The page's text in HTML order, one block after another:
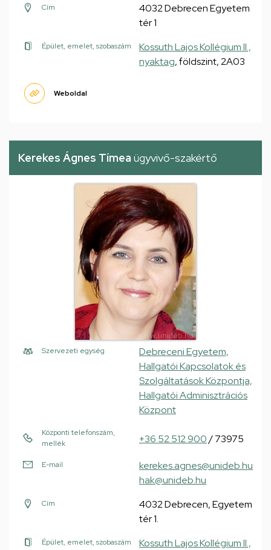
Cím
4032 Debrecen Egyetem
tér 1
Épület, emelet, szobaszám
Kossuth Lajos Kollégium II.,
nyaktag, földszint, 2A03
Weboldal
Kerekes Ágnes Tímea ügyvivő-szakértő
Szervezeti egység
Debreceni Egyetem,
Hallgatói Kapcsolatok és
Szolgáltatások Központja,
Hallgatói Adminisztrációs
Központ
Központi telefonszám,
mellék
+36 52 512 900/ 73975
E-mail
kerekes.agnes@unideb.hu
hak@unideb.hu
Cím
4032 Debrecen, Egyetem
tér 1.
Épület, emelet, szobaszám
Kossuth Lajos Kollégium II.,